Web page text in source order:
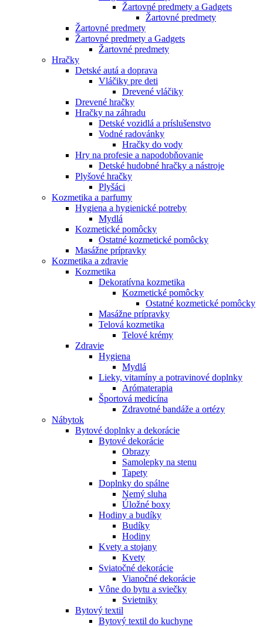
Žartovné predmety a Gadgets
Žartovné predmety
Žartovné predmety
Žartovné predmety a Gadgets
Žartovné predmety
Hračky
Detské autá a doprava
Vláčiky pre deti
Drevené vláčiky
Drevené hračky
Hračky na záhradu
Detské vozidlá a príslušenstvo
Vodné radovánky
Hračky do vody
Hry na profesie a napodobňovanie
Detské hudobné hračky a nástroje
Plyšové hračky
Plyšáci
Kozmetika a parfumy
Hygiena a hygienické potreby
Mydlá
Kozmetické pomôcky
Ostatné kozmetické pomôcky
Masážne prípravky
Kozmetika a zdravie
Kozmetika
Dekoratívna kozmetika
Kozmetické pomôcky
Ostatné kozmetické pomôcky
Masážne prípravky
Telová kozmetika
Telové krémy
Zdravie
Hygiena
Mydlá
Lieky, vitamíny a potravinové doplnky
Arómaterapia
Športová medicína
Zdravotné bandáže a ortézy
Nábytok
Bytové doplnky a dekorácie
Bytové dekorácie
Obrazy
Samolepky na stenu
Tapety
Doplnky do spálne
Nemý sluha
Úložné boxy
Hodiny a budíky
Budíky
Hodiny
Kvety a stojany
Kvety
Sviatočné dekorácie
Vianočné dekorácie
Vône do bytu a sviečky
Svietniky
Bytový textil
Bytový textil do kuchyne